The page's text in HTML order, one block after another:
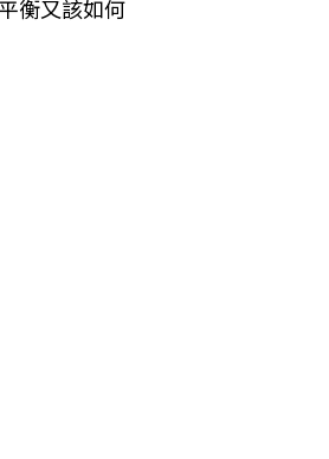
衡又該如何